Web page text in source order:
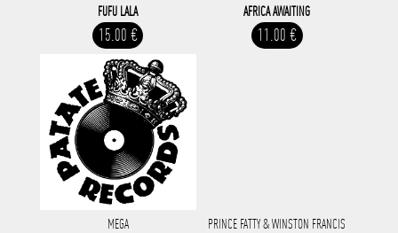
FUFU LALA
15.00 €
AFRICA AWAITING
11.00 €
MEGA
PRINCE FATTY & WINSTON FRANCIS